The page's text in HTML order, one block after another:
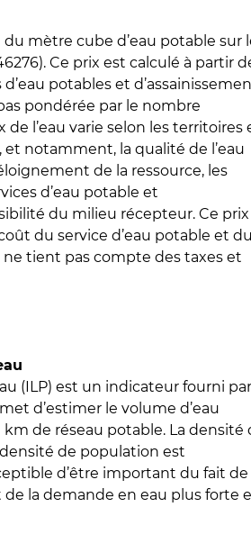
mètre cube d’eau potable sur
Ce prix est calculé à partir
potables et
pondérée par le nombre
l’eau varie selon les territoires
notamment, la qualité de l’eau
de la ressource, les
d’eau potable et
du milieu récepteur. Ce prix
du service d’eau potable et du
tient pas compte des taxes et
(ILP) est un indicateur fourni par
d’estimer le volume d’eau
de réseau potable. La densité
de population est
d’être important du fait de
la demande en eau plus forte